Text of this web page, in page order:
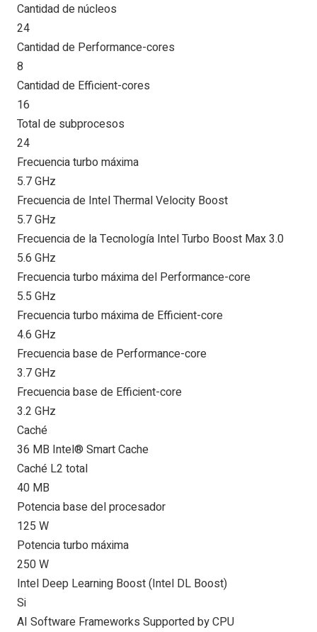
Cantidad de núcleos
24
Cantidad de Performance-cores
8
Cantidad de Efficient-cores
16
Total de subprocesos
24
Frecuencia turbo máxima
5.7 GHz
Frecuencia de Intel Thermal Velocity Boost
5.7 GHz
Frecuencia de la Tecnología Intel Turbo Boost Max 3.0
5.6 GHz
Frecuencia turbo máxima del Performance-core
5.5 GHz
Frecuencia turbo máxima de Efficient-core
4.6 GHz
Frecuencia base de Performance-core
3.7 GHz
Frecuencia base de Efficient-core
3.2 GHz
Caché
36 MB Intel® Smart Cache
Caché L2 total
40 MB
Potencia base del procesador
125 W
Potencia turbo máxima
250 W
Intel Deep Learning Boost (Intel DL Boost)
Si
AI Software Frameworks Supported by CPU